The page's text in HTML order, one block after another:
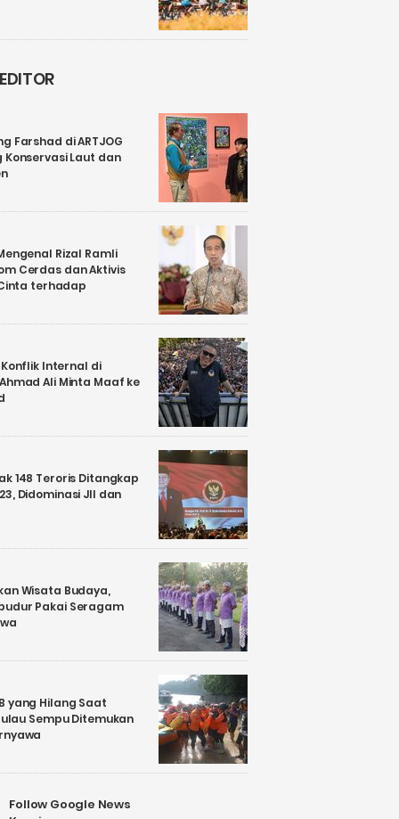
Farshad di ARTJOG
Konservasi Laut dan
Rizal Ramli
Cerdas dan Aktivis
terhadap
Internal di
Ali Minta Maaf ke
148 Teroris Ditangkap
Didominasi JII dan
Wisata Budaya,
Pakai Seragam
yang Hilang Saat
Sempu Ditemukan
Follow Google News